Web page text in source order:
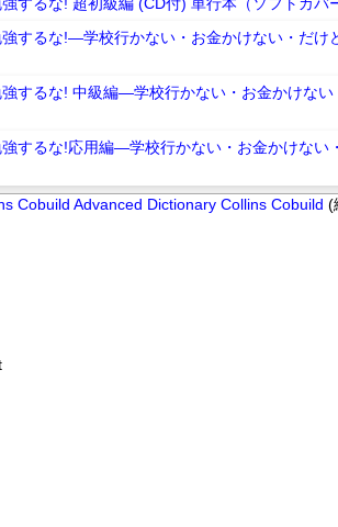
Cobuild Advanced Dictionary Collins Cobuild (